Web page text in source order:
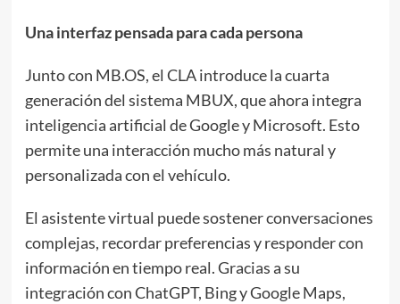
Una interfaz pensada para cada persona
Junto con MB.OS, el CLA introduce la cuarta
generación del sistema MBUX, que ahora integra
inteligencia artificial de Google y Microsoft. Esto
permite una interacción mucho más natural y
personalizada con el vehículo.
El asistente virtual puede sostener conversaciones
complejas, recordar preferencias y responder con
información en tiempo real. Gracias a su
integración con ChatGPT, Bing y Google Maps,